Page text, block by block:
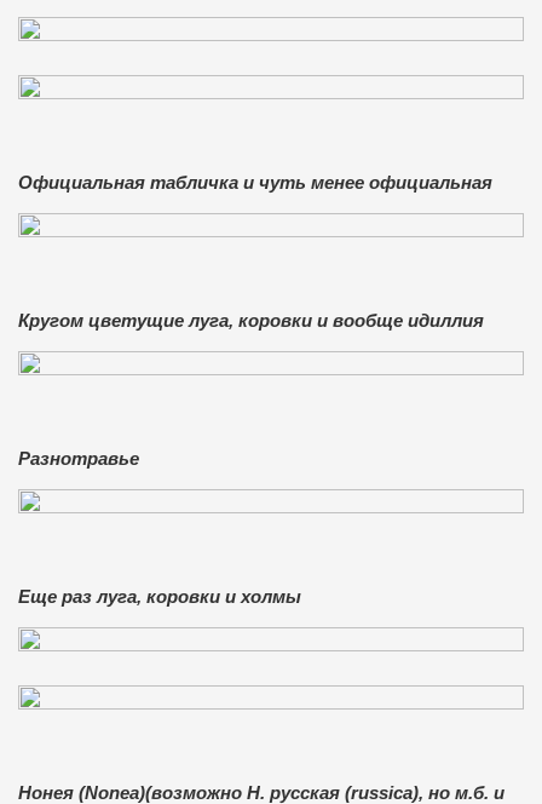
Официальная табличка и чуть менее официальная
Кругом цветущие луга, коровки и вообще идиллия
Разнотравье
Еще раз луга, коровки и холмы
Нонея (Nonea)(возможно Н. русская (russica), но м.б. и